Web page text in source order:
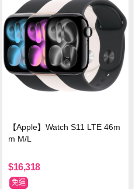
【Apple】Watch S11 LTE 46m
m M/L
$16,318
免運